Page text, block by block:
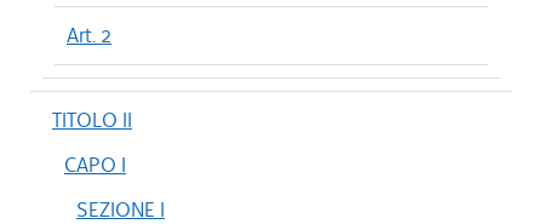
Art. 2
TITOLO II
CAPO I
SEZIONE I